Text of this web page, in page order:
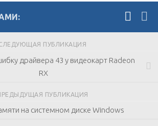
ПУБЛИКАЦИЯ
драйвера 43 у видеокарт Radeon
RX
ПУБЛИКАЦИЯ
на системном диске Windows